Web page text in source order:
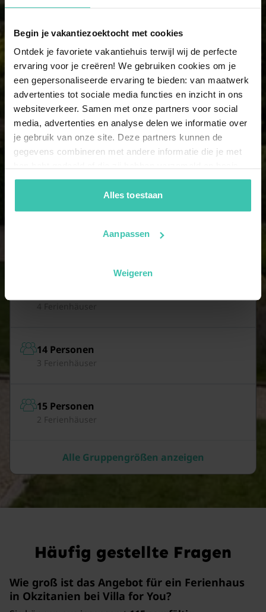
Begin je vakantiezoektocht met cookies
Ontdek je favoriete vakantiehuis terwijl wij de perfecte
ervaring voor je creëren! We gebruiken cookies om je
een gepersonaliseerde ervaring te bieden: van maatwerk
advertenties tot sociale media functies en inzicht in ons
websiteverkeer. Samen met onze partners voor social
media, advertenties en analyse delen we informatie over
je gebruik van onze site. Deze partners kunnen de
gegevens combineren met andere informatie die je met
van je gebruik van hun diensten. Zo zorgen we ervoor dat
jouw vakantiezoektocht soepel en op maat verloopt!
Alles toestaan
Aanpassen
Weigeren
8 Personen
9 Personen
20 Ferienhäuser
10 Personen
11 Ferienhäuser
11 Personen
14 Personen
3 Ferienhäuser
15 Personen
2 Ferienhäuser
Alle Gruppengrößen anzeigen
Häufig gestellte Fragen
Wie groß ist das Angebot für ein Ferienhaus
in Okzitanien bei Villa for You?